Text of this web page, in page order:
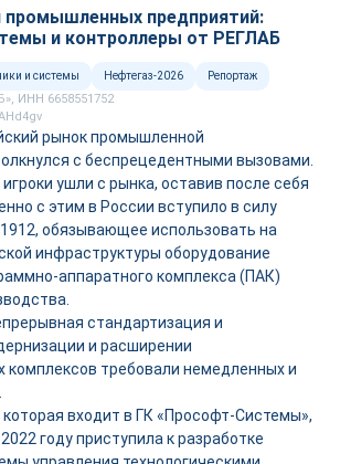
промышленных предприятий:
и контроллеры от РЕГЛАБ
и системы Нефтегаз-2026 Репортаж
ИНН 6658551752
рынок промышленной
с беспрецедентными вызовами.
ушли с рынка, оставив после себя
с этим в России вступило в силу
обязывающее использовать на
инфраструктуры оборудование
аппаратного комплекса (ПАК)
стандартизация и
и расширении
комплексов требовали немедленных и
входит в ГК «Прософт-Системы»,
году приступила к разработке